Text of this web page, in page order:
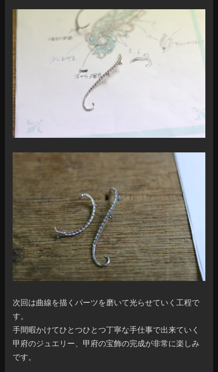
次回は曲線を描くパーツを磨いて光らせていく工程で
す。
手間暇かけてひとつひとつ丁寧な手仕事で出来ていく
甲府のジュエリー、甲府の宝飾の完成が非常に楽しみ
です。